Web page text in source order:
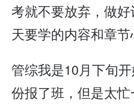
考就不要放弃，做
天要学的内容和章节
管综我是10月下旬
份报了班，但是太